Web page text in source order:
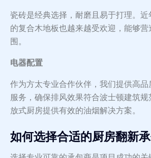
瓷砖是经典选择，耐磨且易于打理。
的复合木地板也越来越受欢迎，能够
围。
电器配置
作为方太专业合作伙伴，我们提供高
服务，确保排风效果符合波士顿建筑
放式厨房提供有效的油烟解决方案。
如何选择合适的厨房翻新